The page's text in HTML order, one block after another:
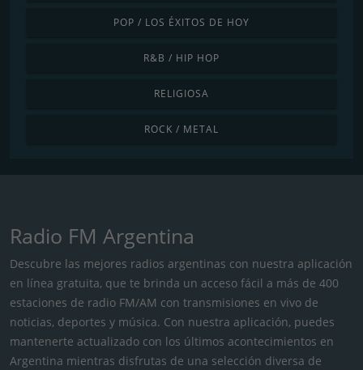
POP / LOS ÉXITOS DE HOY
R&B / HIP HOP
RELIGIOSA
ROCK / METAL
Radio FM Argentina
Descubre las mejores radios argentinas con nuestra aplicación
en línea gratuita, que te brinda un acceso fácil a más de 400
estaciones de radio FM/AM con transmisiones en vivo de
noticias, deportes y música. Con nuestra aplicación, puedes
mantenerte actualizado con los últimos acontecimientos en
Argentina mientras disfrutas de una selección diversa de